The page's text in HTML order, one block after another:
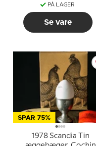
PÅ LAGER
Se vare
SPAR 75%
1978 Scandia Tin